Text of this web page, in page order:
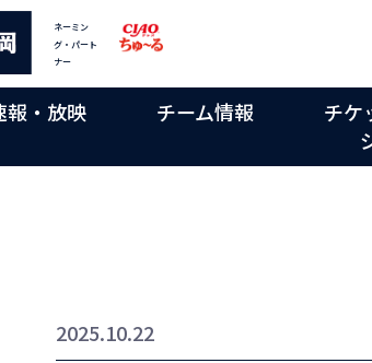
ネーミン
グ・パート
ナー
報・放映 チーム情報 チケ
2025.10.22